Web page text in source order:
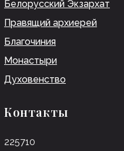
Белорусский Экзархат
Правящий архиерей
Благочиния
Монастыри
Духовенство
Контакты
225710